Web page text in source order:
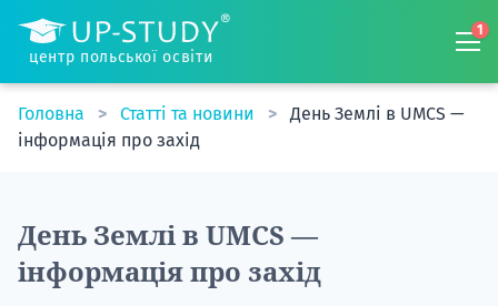
центр польської освіти
1
Головна Статті та новини
День Землі в UMCS —
інформація про захід
День Землі в UMCS —
інформація про захід